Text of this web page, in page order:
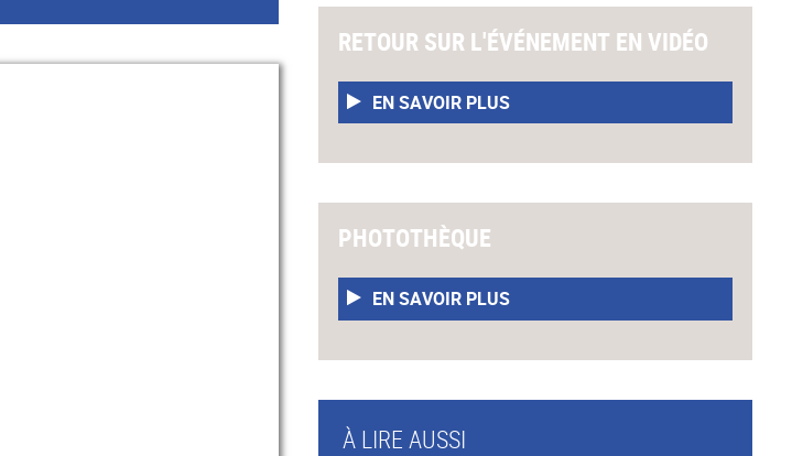
À LIRE AUSSI
RETOUR SUR L'ÉVÉNEMENT EN VIDÉO
EN SAVOIR PLUS
PHOTOTHÈQUE
EN SAVOIR PLUS